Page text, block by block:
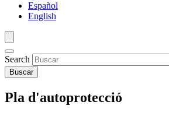
Español
English
Search
Pla d'autoprotecció